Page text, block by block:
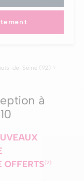
de-Seine (92)
à
OFFERTS(2)